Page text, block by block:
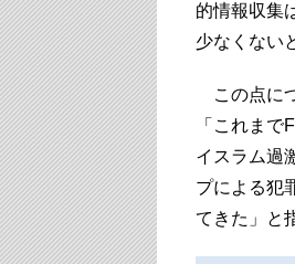
的情報収集
少なくない
この点に
「これま
イスラム過
プによる犯
てきた」と